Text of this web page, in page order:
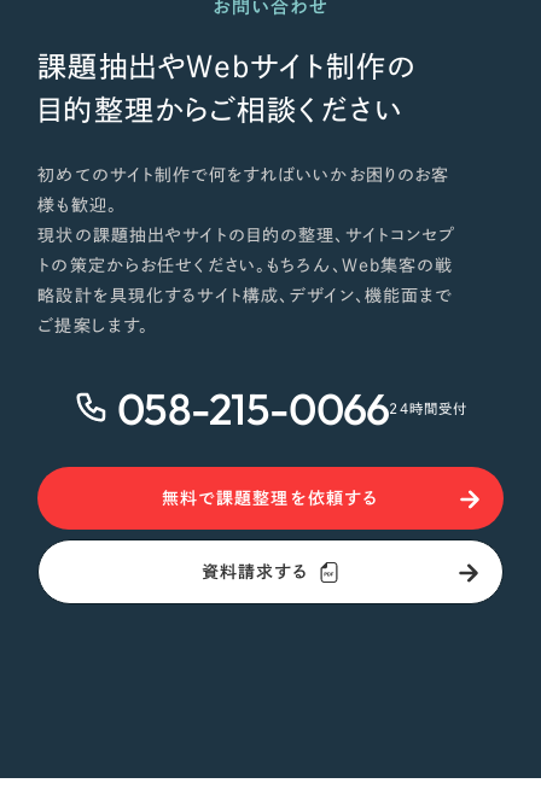
お問い合わせ
課題抽出やWebサイト制作の
目的整理からご相談ください
初めてのサイト制作で何をすればいいかお困りのお客
様も歓迎。
現状の課題抽出やサイトの目的の整理、サイトコンセプ
トの策定からお任せください。もちろん、Web集客の戦
略設計を具現化するサイト構成、デザイン、機能面まで
ご提案します。
058-215-006624時間受付
無料で課題整理を依頼する
資料請求する